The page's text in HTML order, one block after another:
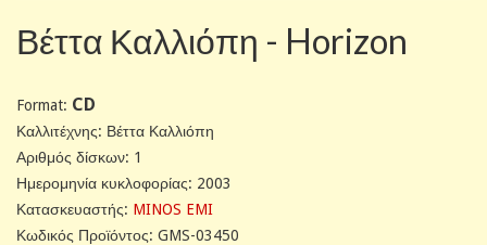
Βέττα Καλλιόπη - Horizon
Format: CD
Καλλιτέχνης: Βέττα Καλλιόπη
Αριθμός δίσκων: 1
Ημερομηνία κυκλοφορίας: 2003
Κατασκευαστής: MINOS EMI
Κωδικός Προϊόντος: GMS-03450